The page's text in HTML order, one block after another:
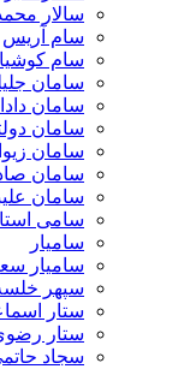
سالار
سام آریس
سام
سامان
سامان
سامان
سامان
سامان
سامان
سامی
سامیار
سامیار
سپهر
ستار
ستار
سجاد